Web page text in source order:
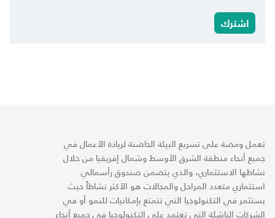
اشترك
تعمل ومضة على تسريع البيئة الحاضنة لريادة الأعمال في
جميع أنحاء منطقة الشرق الأوسط وشمال إفريقيا من خلال
نشاطها الاستثماري، والذي يتضمن صندوق رأسمالي
استثماري متعدد المراحل والمجالات هو الأكثر نشاطاً حيث
يستثمر في التكنولوجيا التي تتمتع بإمكانيات للنمو أو في
الشركات الناشئة التي تعتمد على التكنولوجيا في جميع أنحاء